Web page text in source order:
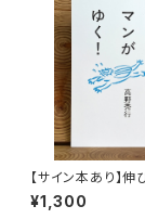
【サイン本あり】伸
ゆく！
¥1,300